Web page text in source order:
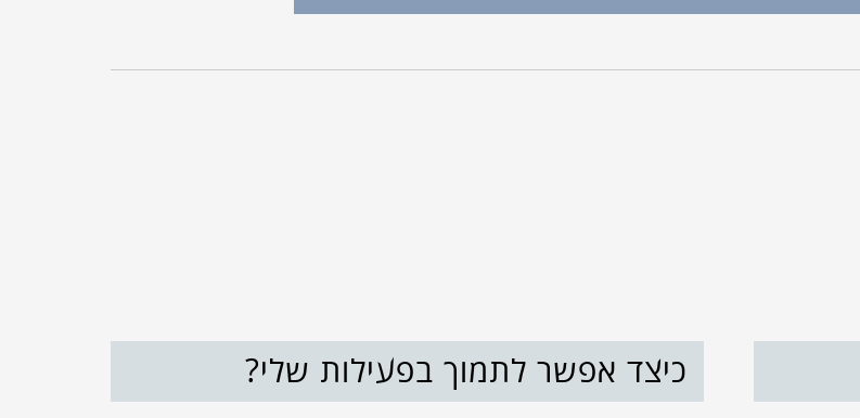
כיצד אפשר לתמוך בפעילות שלי?